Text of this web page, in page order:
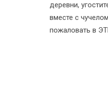
деревни,
вместе с
пожаловать в